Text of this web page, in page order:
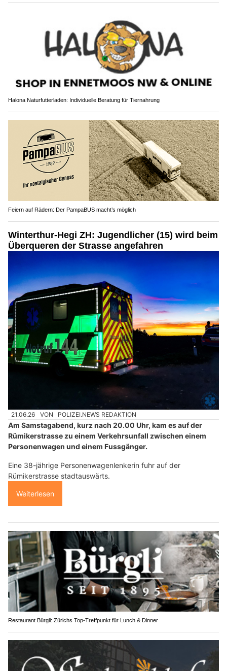
Halona Naturfutterladen: Individuelle Beratung für Tiernahrung
Feiern auf Rädern: Der PampaBUS macht’s möglich
Winterthur-Hegi ZH: Jugendlicher (15) wird beim
Überqueren der Strasse angefahren
21.06.26 VON POLIZEI.NEWS REDAKTION
Am Samstagabend, kurz nach 20.00 Uhr, kam es auf der
Rümikerstrasse zu einem Verkehrsunfall zwischen einem
Personenwagen und einem Fussgänger.
Eine 38-jährige Personenwagenlenkerin fuhr auf der
Rümikerstrasse stadtauswärts.
Weiterlesen
Restaurant Bürgli: Zürichs Top-Treffpunkt für Lunch & Dinner